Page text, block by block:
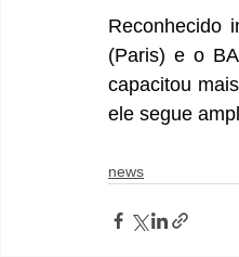
Reconhecido
(Paris) e o
capacitou
ele segue
news